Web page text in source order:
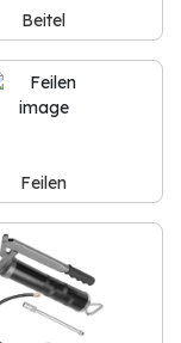
Beitel
Feilen